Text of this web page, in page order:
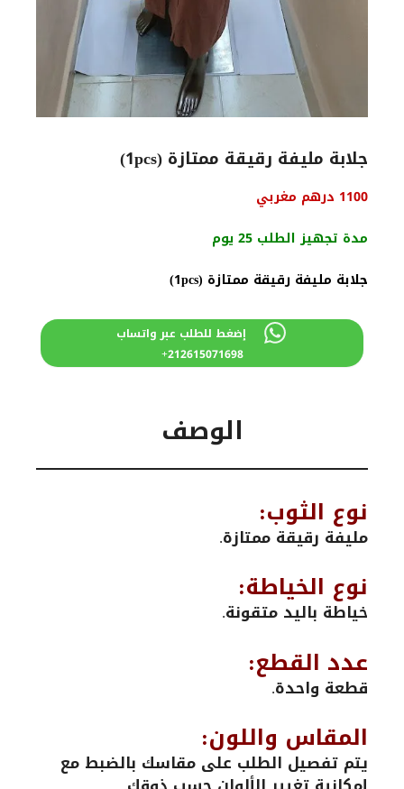
جلابة مليفة رقيقة ممتازة (1pcs)
1100 درهم مغربي
مدة تجهيز الطلب 25 يوم
جلابة مليفة رقيقة ممتازة (1pcs)
إضغط للطلب عبر واتساب
212615071698+
الوصف
نوع الثوب:
مليفة رقيقة ممتازة.
نوع الخياطة:
خياطة باليد متقونة.
عدد القطع:
قطعة واحدة.
المقاس واللون:
يتم تفصيل الطلب على مقاسك بالضبط مع